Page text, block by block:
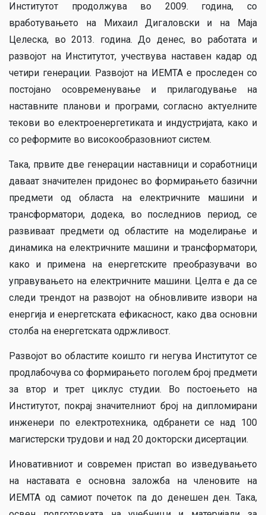
Институтот продолжува во 2009. година, со
вработувањето на Михаил Дигаловски и на Маја
Целеска, во 2013. година. До денес, во работата и
развојот на Институтот, учествува наставен кадар од
четири генерации. Развојот на ИЕМТА е проследен со
постојано осовременување и прилагодување на
наставните планови и програми, согласно актуелните
текови во електроенергетиката и индустријата, како и
со реформите во високообразовниот систем.
Така, првите две генерации наставници и соработници
даваат значителен придонес во формирањето базични
предмети од областа на електричните машини и
трансформатори, додека, во последниов период, се
развиваат предмети од областите на моделирање и
динамика на електричните машини и трансформатори,
како и примена на енергетските преобразувачи во
управувањето на електричните машини. Целта е да се
следи трендот на развојот на обновливите извори на
енергија и енергетската ефикасност, како два основни
столба на енергетската одржливост.
Развојот во областите коишто ги негува Институтот се
продлабочува со формирањето поголем број предмети
за втор и трет циклус студии. Во постоењето на
Институтот, покрај значителниот број на дипломирани
инженери по електротехника, одбранети се над 100
магистерски трудови и над 20 докторски дисертации.
Иновативниот и современ пристап во изведувањето
на наставата е основна заложба на членовите на
ИЕМТА од самиот почеток па до денешен ден. Така,